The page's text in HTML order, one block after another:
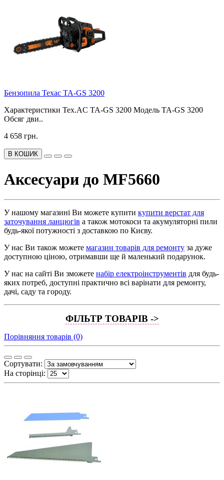
Бензопила Техас TA-GS 3200
Характеристики Tex.AC TA-GS 3200 Модель TA-GS 3200
Обсяг дви..
4 658 грн.
В КОШИК
Аксесуари до MF5660
У нашому магазині Ви можете купити купити верстат для
заточування ланцюгів а також мотокоси та акумуляторні пили
будь-якої потужності з доставкою по Києву.
У нас Ви також можете магазин товарів для ремонту за дуже
доступною ціною, отримавши ще й маленький подарунок.
У нас на сайті Ви зможете набір електроінструментів для будь-
яких потреб, доступні практично всі варінати для ремонту,
дачі, саду та городу.
ФІЛЬТР ТОВАРІВ ->
Порівняння товарів (0)
Сортувати:
На сторінці: